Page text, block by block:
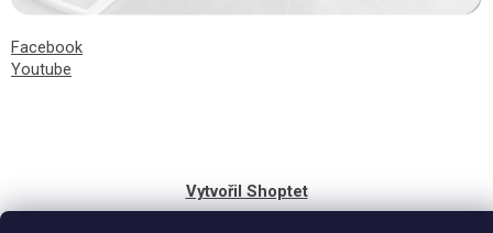
Facebook
Youtube
Vytvořil Shoptet